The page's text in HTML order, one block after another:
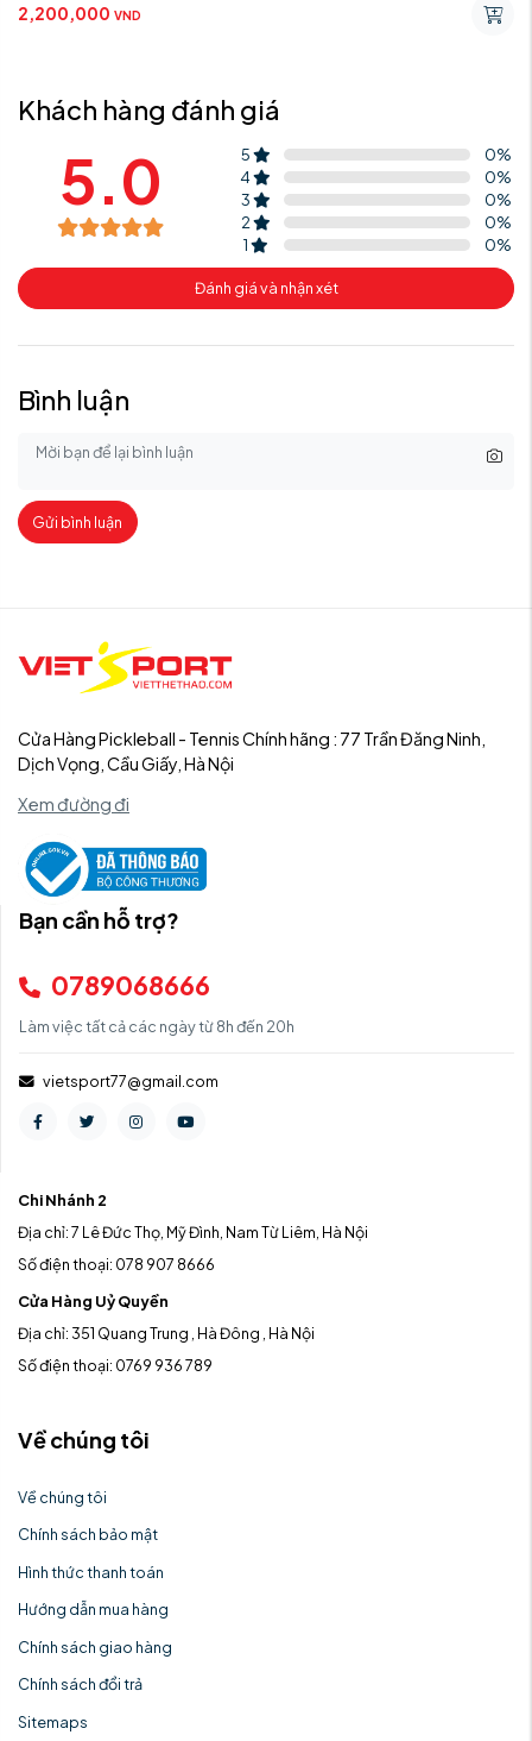
2,200,000 VND
Khách hàng đánh giá
5.0 5 0%
4
0%
3
0%
2
0%
1
0%
Đánh giá và nhận xét
Bình luận
Gửi bình luận
Cửa Hàng Pickleball - Tennis Chính hãng : 77 Trần Đăng Ninh,
Dịch Vọng, Cầu Giấy, Hà Nội
Xem đường đi
Bạn cần hỗ trợ?
0789068666
Làm việc tất cả các ngày từ 8h đến 20h
vietsport77@gmail.com
Chi Nhánh 2
Địa chỉ: 7 Lê Đức Thọ, Mỹ Đình, Nam Từ Liêm, Hà Nội
Số điện thoại: 078 907 8666
Cửa Hàng Uỷ Quyền
Địa chỉ: 351 Quang Trung , Hà Đông , Hà Nội
Số điện thoại: 0769 936 789
Về chúng tôi
Về chúng tôi
Chính sách bảo mật
Hình thức thanh toán
Hướng dẫn mua hàng
Chính sách giao hàng
Chính sách đổi trả
Sitemaps